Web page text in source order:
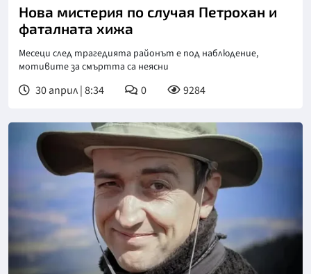
Нова мистерия по случая Петрохан и
фаталната хижа
Месеци след трагедията районът е под наблюдение,
мотивите за смъртта са неясни
30 април | 8:34 0 9284